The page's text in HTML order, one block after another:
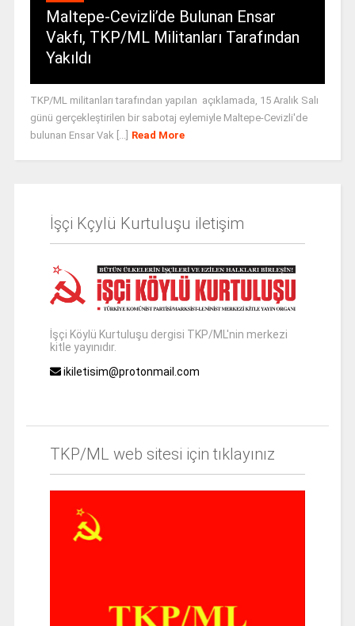
Maltepe-Cevizli’de Bulunan Ensar
Vakfı, TKP/ML Militanları Tarafından
Yakıldı
TKP/ML militanları tarafından yapılan açıklamada, 15 Aralık Salı
günü gerçekleştirilen bir sabotaj eylemiyle Maltepe-Cevizli'de
bulunan Ensar Vak [...]
Read More
İşçi Kçylü Kurtuluşu iletişim
İşçi Köylü Kurtuluşu dergisi TKP/ML'nin merkezi
kitle yayınıdır.
ikiletisim@protonmail.com
TKP/ML web sitesi için tıklayınız